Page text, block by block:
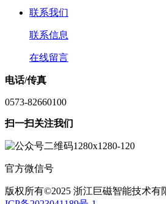
联系我们
联系信息
在线留言
电话/传真
0573-82660100
扫一扫关注我们
官方微信号
版权所有©2025 浙江巨磁智能技术有